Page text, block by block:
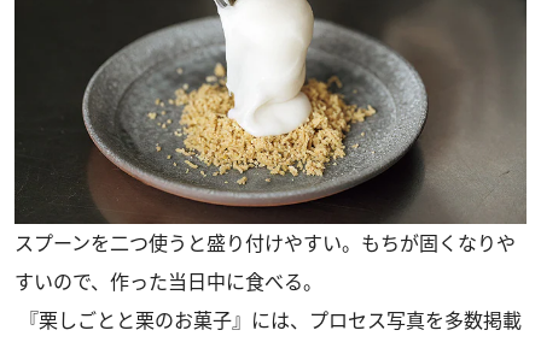
スプーンを二つ使うと盛り付けやすい。もちが固くなりや
すいので、作った当日中に食べる。
『栗しごとと栗のお菓子』には、プロセス写真を多数掲載